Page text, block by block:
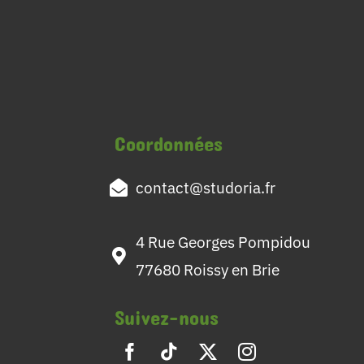
Coordonnées
contact@studoria.fr
4 Rue Georges Pompidou
77680 Roissy en Brie
Suivez-nous